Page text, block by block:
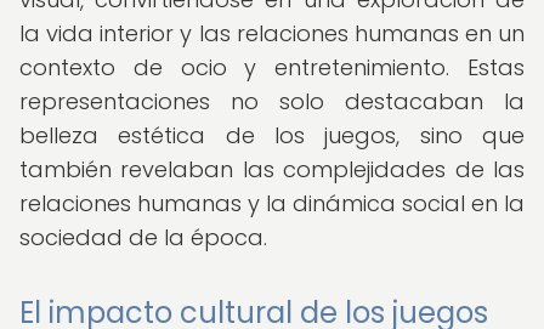
la vida interior y las relaciones humanas en un
contexto de ocio y entretenimiento. Estas
representaciones no solo destacaban la
belleza estética de los juegos, sino que
también revelaban las complejidades de las
relaciones humanas y la dinámica social en la
sociedad de la época.
El impacto cultural de los juegos